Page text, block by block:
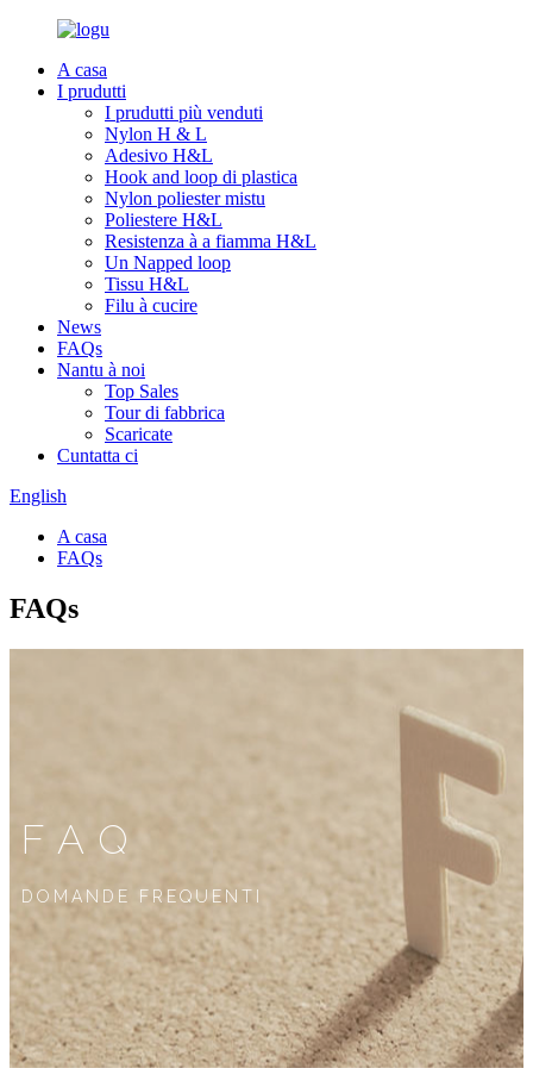
A casa
I prudutti
I prudutti più venduti
Nylon H & L
Adesivo H&L
Hook and loop di plastica
Nylon poliester mistu
Poliestere H&L
Resistenza à a fiamma H&L
Un Napped loop
Tissu H&L
Filu à cucire
News
FAQs
Nantu à noi
Top Sales
Tour di fabbrica
Scaricate
Cuntatta ci
English
A casa
FAQs
FAQs
FAQ
DOMANDE FREQUENTI